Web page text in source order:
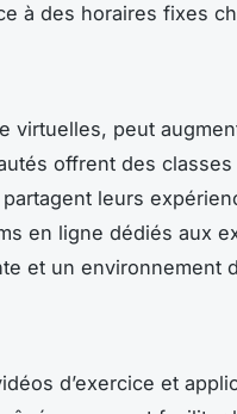
à des horaires fixes
virtuelles, peut
offrent des
leurs
en ligne dédiés aux
et un environnement
d’exercice et